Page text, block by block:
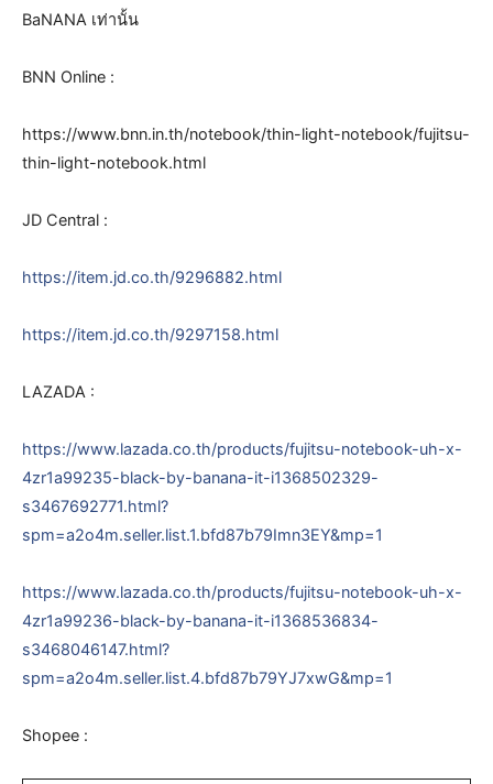
BaNANA เท่านั้น
BNN Online :
https://www.bnn.in.th/notebook/thin-light-notebook/fujitsu-
thin-light-notebook.html
JD Central :
https://item.jd.co.th/9296882.html
https://item.jd.co.th/9297158.html
LAZADA :
https://www.lazada.co.th/products/fujitsu-notebook-uh-x-
4zr1a99235-black-by-banana-it-i1368502329-
s3467692771.html?
spm=a2o4m.seller.list.1.bfd87b79Imn3EY&mp=1
https://www.lazada.co.th/products/fujitsu-notebook-uh-x-
4zr1a99236-black-by-banana-it-i1368536834-
s3468046147.html?
spm=a2o4m.seller.list.4.bfd87b79YJ7xwG&mp=1
Shopee :